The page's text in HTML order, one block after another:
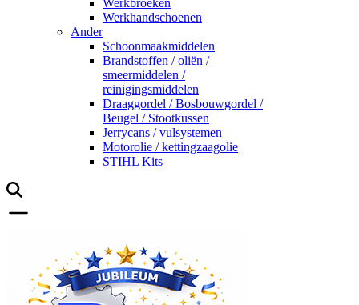
Werkbroeken
Werkhandschoenen
Ander
Schoonmaakmiddelen
Brandstoffen / oliën /
smeermiddelen /
reinigingsmiddelen
Draaggordel / Bosbouwgordel /
Beugel / Stootkussen
Jerrycans / vulsystemen
Motorolie / kettingzaagolie
STIHL Kits